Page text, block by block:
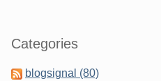
Categories
blogsignal (80)